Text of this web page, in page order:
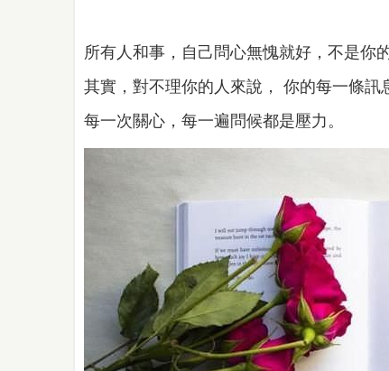
所有人和事，自己問心無愧就好，不是你
其實，對不理你的人來說， 你的每一條訊
每一次關心，每一遍問候都是壓力。